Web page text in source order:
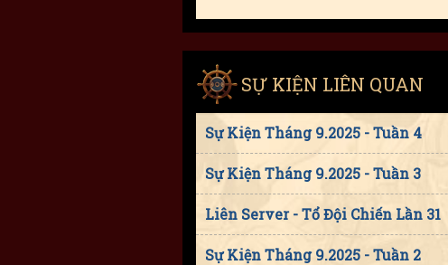
SỰ KIỆN LIÊN QUAN
Sự Kiện Tháng 9.2025 - Tuần 4
Sự Kiện Tháng 9.2025 - Tuần 3
Liên Server - Tổ Đội Chiến Lần 31
Sự Kiện Tháng 9.2025 - Tuần 2